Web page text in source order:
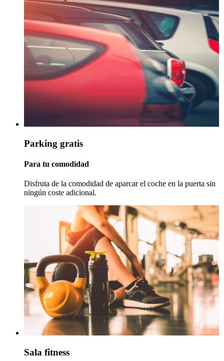
Parking gratis
Para tu comodidad
Disfruta de la comodidad de aparcar el coche en la puerta sin
ningún coste adicional.
Sala fitness